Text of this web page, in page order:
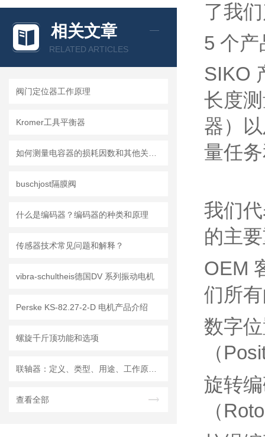
相关文章
RELATED ARTICLES
阀门定位器工作原理
Kromer工具平衡器
buschjost隔膜阀
什么是编码器？编码器的种类和原理
传感器技术常见问题和解释？
vibra-schultheis德国DV 系列振动电机
Perske KS-82.27-2-D 电机产品介绍
螺旋千斤顶功能和选项
查看全部
了我
5 个产
SIKO
长度
器）
量任
我们
的主
OEM
们所
数字
（
旋转
（